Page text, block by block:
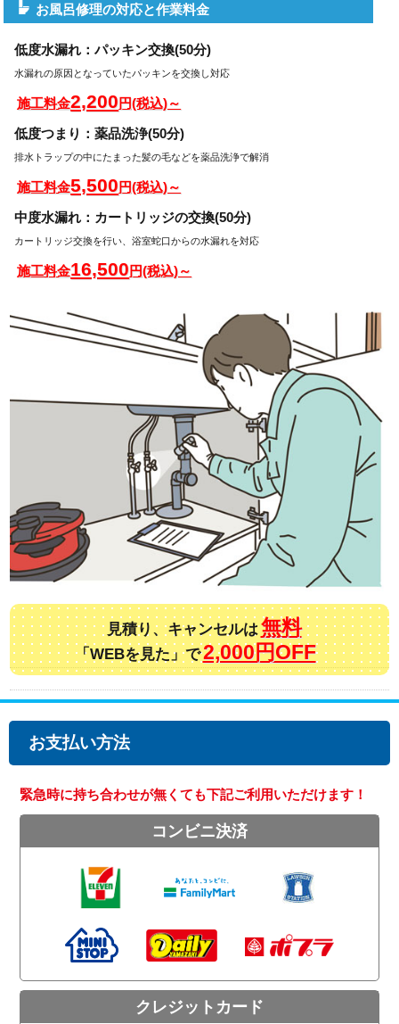
お風呂修理の対応と作業料金
低度水漏れ：パッキン交換(50分)
水漏れの原因となっていたパッキンを交換し対応
施工料金2,200円(税込)～
低度つまり：薬品洗浄(50分)
排水トラップの中にたまった髪の毛などを薬品洗浄で解消
施工料金5,500円(税込)～
中度水漏れ：カートリッジの交換(50分)
カートリッジ交換を行い、浴室蛇口からの水漏れを対応
施工料金16,500円(税込)～
見積り、キャンセルは 無料
「WEBを見た」で2,000円OFF
お支払い方法
緊急時に持ち合わせが無くても下記ご利用いただけます！
コンビニ決済
クレジットカード